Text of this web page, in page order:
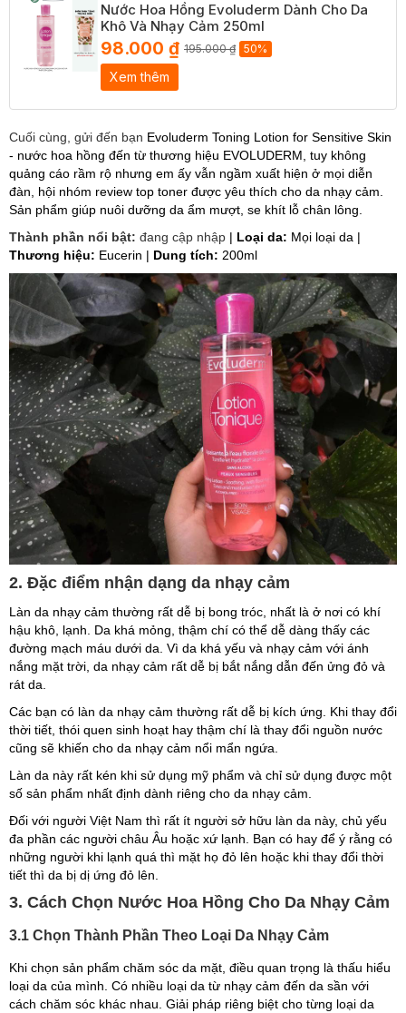
Nước Hoa Hồng Evoluderm Dành Cho Da
Khô Và Nhạy Cảm 250ml
98.000 ₫ 195.000 ₫ 50%
Xem thêm
Cuối cùng, gửi đến bạn Evoluderm Toning Lotion for Sensitive Skin
- nước hoa hồng đến từ thương hiệu EVOLUDERM, tuy không
quảng cáo rầm rộ nhưng em ấy vẫn ngầm xuất hiện ở mọi diễn
đàn, hội nhóm review top toner được yêu thích cho da nhạy cảm.
Sản phẩm giúp nuôi dưỡng da ẩm mượt, se khít lỗ chân lông.
Thành phần nổi bật: đang cập nhập | Loại da: Mọi loại da |
Thương hiệu: Eucerin | Dung tích: 200ml
2. Đặc điểm nhận dạng da nhạy cảm
Làn da nhạy cảm thường rất dễ bị bong tróc, nhất là ở nơi có khí
hậu khô, lạnh. Da khá mỏng, thậm chí có thể dễ dàng thấy các
đường mạch máu dưới da. Vì da khá yếu và nhạy cảm với ánh
nắng mặt trời, da nhạy cảm rất dễ bị bắt nắng dẫn đến ửng đỏ và
rát da.
Các bạn có làn da nhạy cảm thường rất dễ bị kích ứng. Khi thay đổi
thời tiết, thói quen sinh hoạt hay thậm chí là thay đổi nguồn nước
cũng sẽ khiến cho da nhạy cảm nổi mẩn ngứa.
Làn da này rất kén khi sử dụng mỹ phẩm và chỉ sử dụng được một
số sản phẩm nhất định dành riêng cho da nhạy cảm.
Đối với người Việt Nam thì rất ít người sở hữu làn da này, chủ yếu
đa phần các người châu Âu hoặc xứ lạnh. Bạn có hay để ý rằng có
những người khi lạnh quá thì mặt họ đỏ lên hoặc khi thay đổi thời
tiết thì da bị dị ứng đỏ lên.
3. Cách Chọn Nước Hoa Hồng Cho Da Nhạy Cảm
3.1 Chọn Thành Phần Theo Loại Da Nhạy Cảm
Khi chọn sản phẩm chăm sóc da mặt, điều quan trọng là thấu hiểu
loại da của mình. Có nhiều loại da từ nhạy cảm đến da sần với
cách chăm sóc khác nhau. Giải pháp riêng biệt cho từng loại da